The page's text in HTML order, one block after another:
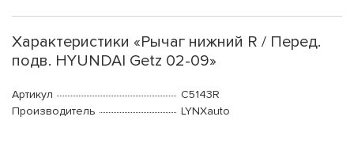
Характеристики «Рычаг нижний R / Перед.
подв. HYUNDAI Getz 02-09»
Артикул
C5143R
Производитель
LYNXauto